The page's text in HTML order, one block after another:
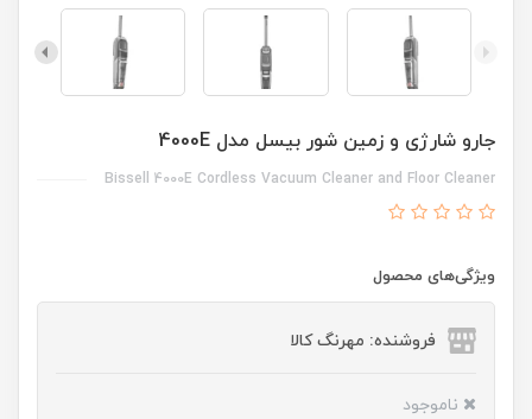
جارو شارژی و زمین شور بیسل مدل 4000E
Bissell 4000E Cordless Vacuum Cleaner and Floor Cleaner
ویژگی‌های محصول
فروشنده: مهرنگ کالا
ناموجود